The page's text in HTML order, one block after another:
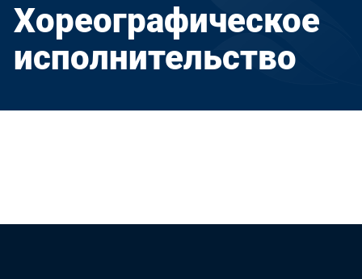
Хореографическое
исполнительство